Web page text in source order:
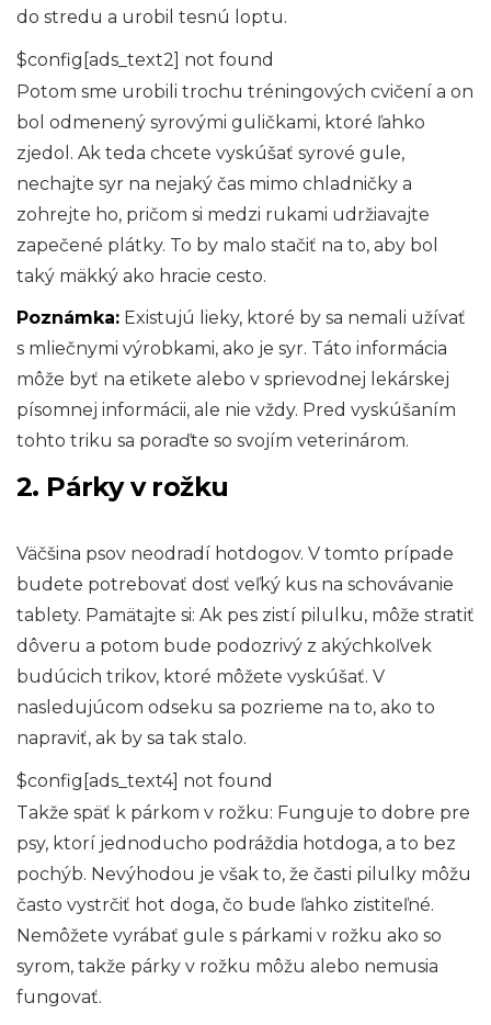
do stredu a urobil tesnú loptu.
$config[ads_text2] not found
Potom sme urobili trochu tréningových cvičení a on
bol odmenený syrovými guličkami, ktoré ľahko
zjedol. Ak teda chcete vyskúšať syrové gule,
nechajte syr na nejaký čas mimo chladničky a
zohrejte ho, pričom si medzi rukami udržiavajte
zapečené plátky. To by malo stačiť na to, aby bol
taký mäkký ako hracie cesto.
Poznámka: Existujú lieky, ktoré by sa nemali užívať
s mliečnymi výrobkami, ako je syr. Táto informácia
môže byť na etikete alebo v sprievodnej lekárskej
písomnej informácii, ale nie vždy. Pred vyskúšaním
tohto triku sa poraďte so svojím veterinárom.
2. Párky v rožku
Väčšina psov neodradí hotdogov. V tomto prípade
budete potrebovať dosť veľký kus na schovávanie
tablety. Pamätajte si: Ak pes zistí pilulku, môže stratiť
dôveru a potom bude podozrivý z akýchkoľvek
budúcich trikov, ktoré môžete vyskúšať. V
nasledujúcom odseku sa pozrieme na to, ako to
napraviť, ak by sa tak stalo.
$config[ads_text4] not found
Takže späť k párkom v rožku: Funguje to dobre pre
psy, ktorí jednoducho podráždia hotdoga, a to bez
pochýb. Nevýhodou je však to, že časti pilulky môžu
často vystrčiť hot doga, čo bude ľahko zistiteľné.
Nemôžete vyrábať gule s párkami v rožku ako so
syrom, takže párky v rožku môžu alebo nemusia
fungovať.